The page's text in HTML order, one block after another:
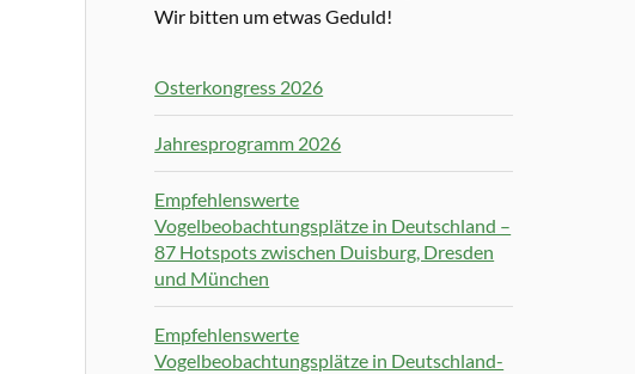
Wir bitten um etwas Geduld!
Osterkongress 2026
Jahresprogramm 2026
Empfehlenswerte
Vogelbeobachtungsplätze in Deutschland –
87 Hotspots zwischen Duisburg, Dresden
und München
Empfehlenswerte
Vogelbeobachtungsplätze in Deutschland-